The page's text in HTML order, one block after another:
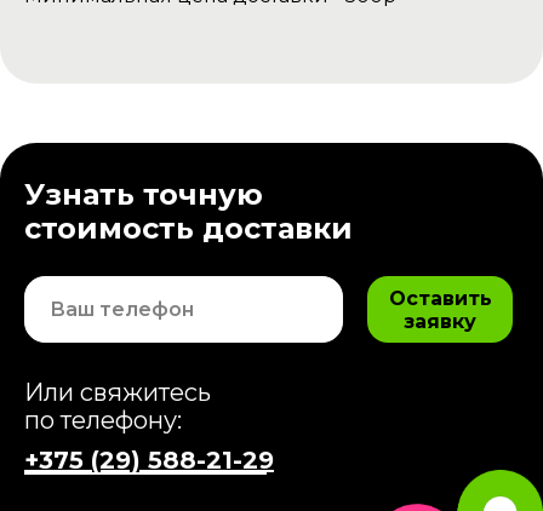
Оставить
заявку
Или свяжитесь
по телефону:
+375 (29) 588-21-29
Узнать точную
стоимость доставки